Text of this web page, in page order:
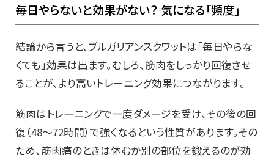
毎日やらないと効果がない？ 気になる「頻度」
結論から言うと、ブルガリアンスクワットは「毎日やらな
くても」効果は出ます。むしろ、筋肉をしっかり回復させ
ることが、より高いトレーニング効果につながります。
筋肉はトレーニングで一度ダメージを受け、その後の回
復（48〜72時間）で強くなるという性質があります。その
ため、筋肉痛のときは休むか別の部位を鍛えるのが効